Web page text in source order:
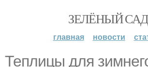
ЗЕЛЁНЫЙ САД
главная новости
Теплицы для